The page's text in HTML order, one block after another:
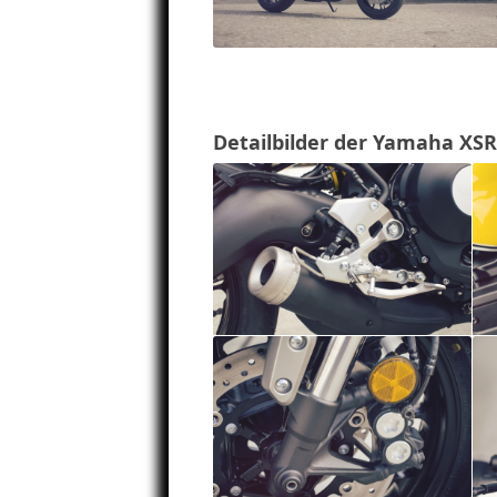
Detailbilder der Yamaha